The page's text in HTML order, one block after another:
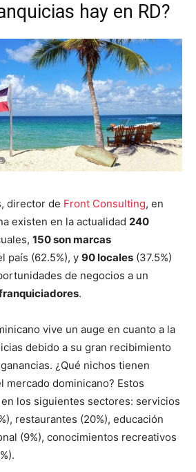
hay en RD?
director de Front Consulting, en
existen en la actualidad 240
150 son marcas
país (62.5%), y 90 locales (37.5%)
de negocios a un
.
vive un auge en cuanto a la
debido a su gran recibimiento
¿Qué nichos tienen
mercado dominicano? Estos
los siguientes sectores: servicios
restaurantes (20%), educación
(9%), conocimientos recreativos